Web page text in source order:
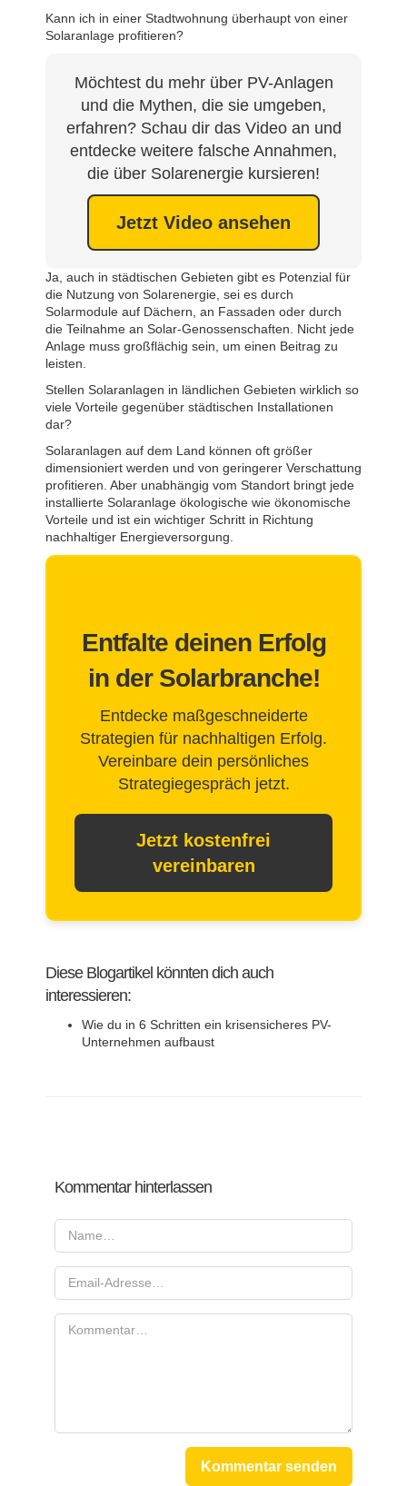
Kann ich in einer Stadtwohnung überhaupt von einer
Solaranlage profitieren?
Möchtest du mehr über PV-Anlagen
und die Mythen, die sie umgeben,
erfahren? Schau dir das Video an und
entdecke weitere falsche Annahmen,
die über Solarenergie kursieren!
Jetzt Video ansehen
Ja, auch in städtischen Gebieten gibt es Potenzial für
die Nutzung von Solarenergie, sei es durch
Solarmodule auf Dächern, an Fassaden oder durch
die Teilnahme an Solar-Genossenschaften. Nicht jede
Anlage muss großflächig sein, um einen Beitrag zu
leisten.
Stellen Solaranlagen in ländlichen Gebieten wirklich so
viele Vorteile gegenüber städtischen Installationen
dar?
Solaranlagen auf dem Land können oft größer
dimensioniert werden und von geringerer Verschattung
profitieren. Aber unabhängig vom Standort bringt jede
installierte Solaranlage ökologische wie ökonomische
Vorteile und ist ein wichtiger Schritt in Richtung
nachhaltiger Energieversorgung.
Entfalte deinen Erfolg
in der Solarbranche!
Entdecke maßgeschneiderte
Strategien für nachhaltigen Erfolg.
Vereinbare dein persönliches
Strategiegespräch jetzt.
Jetzt kostenfrei
vereinbaren
Diese Blogartikel könnten dich auch
interessieren:
Wie du in 6 Schritten ein krisensicheres PV-
Unternehmen aufbaust
Kommentar hinterlassen
Kommentar senden